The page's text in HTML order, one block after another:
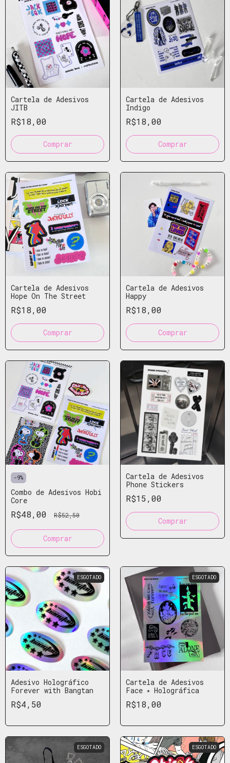
Cartela de Adesivos
JITB
R$18,00
Cartela de Adesivos
Indigo
R$18,00
Cartela de Adesivos
Hope On The Street
R$18,00
Cartela de Adesivos
Happy
R$18,00
-9%
Combo de Adesivos Hobi
Core
R$48,00 R$52,50
Cartela de Adesivos
Phone Stickers
R$15,00
ESGOTADO
Adesivo Holográfico
Forever with Bangtan
R$4,50
ESGOTADO
Cartela de Adesivos
Face ⭑ Holográfica
R$18,00
ESGOTADO ESGOTADO